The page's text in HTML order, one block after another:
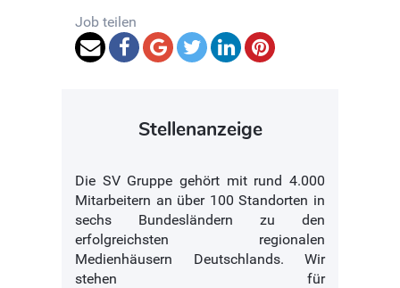
Job teilen
Stellenanzeige
Die SV Gruppe gehört mit rund 4.000
Mitarbeitern an über 100 Standorten in
sechs Bundesländern zu den
erfolgreichsten regionalen
Medienhäusern Deutschlands. Wir
stehen für